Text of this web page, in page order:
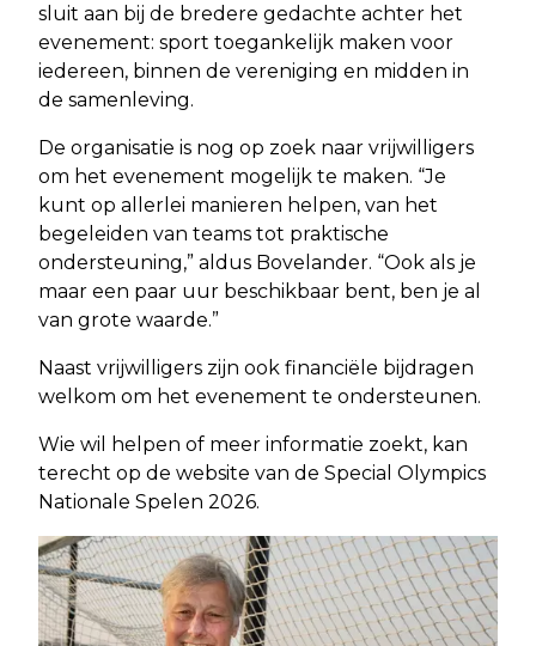
sluit aan bij de bredere gedachte achter het
evenement: sport toegankelijk maken voor
iedereen, binnen de vereniging en midden in
de samenleving.
De organisatie is nog op zoek naar vrijwilligers
om het evenement mogelijk te maken. “Je
kunt op allerlei manieren helpen, van het
begeleiden van teams tot praktische
ondersteuning,” aldus Bovelander. “Ook als je
maar een paar uur beschikbaar bent, ben je al
van grote waarde.”
Naast vrijwilligers zijn ook financiële bijdragen
welkom om het evenement te ondersteunen.
Wie wil helpen of meer informatie zoekt, kan
terecht op de website van de Special Olympics
Nationale Spelen 2026.